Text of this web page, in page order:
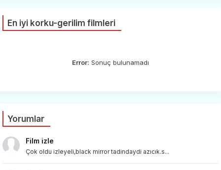
En iyi korku-gerilim filmleri
Error: Sonuç bulunamadı
Yorumlar
Film izle
Çok oldu izleyeli,black mirror tadindaydi azıcık.s...